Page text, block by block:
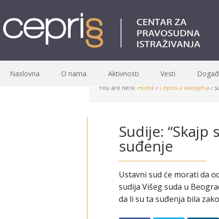
Naslovna O nama Aktivnosti Vesti
You are here: Home /Cepris u Medijima /
Sudije:
suđenje
Ustavni sud će morati da
sudija Višeg suda u
da li su ta suđenja bila